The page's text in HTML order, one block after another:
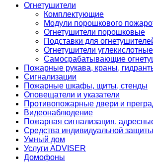
Огнетушители
Комплектующие
Модули порошкового
Огнетушители порошковые
Подставки для
Огнетушители углекислотные
Самосрабатывающие
Пожарные рукава, краны,
Сигнализации
Пожарные шкафы, щиты, стенды
Оповещатели и указатели
Противопожарные двери и
Видеонаблюдение
Пожарная сигнализация,
Средства индивидуальной
Умный дом
Услуги ADVISER
Домофоны